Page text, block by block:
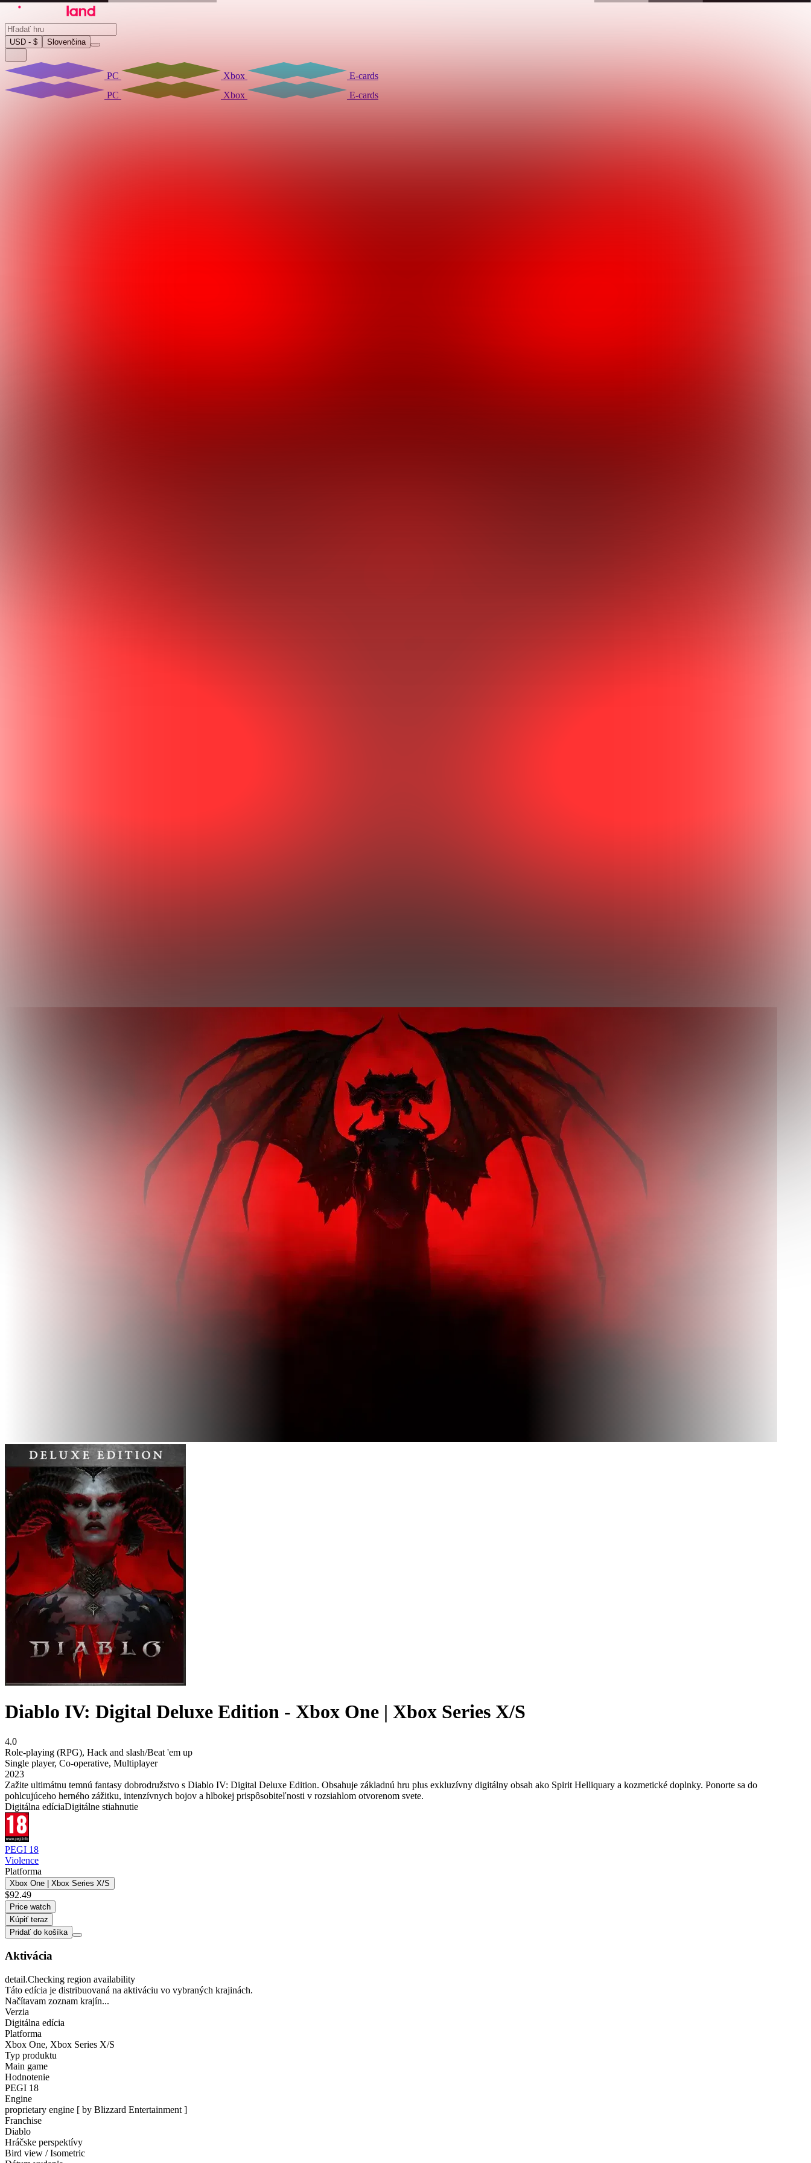
USD - $ Slovenčina
PC Xbox
E-cards
PC
Xbox E-cards
Diablo IV: Digital Deluxe Edition - Xbox One | Xbox Series X/S
4.0
Role-playing (RPG), Hack and slash/Beat 'em up
Single player, Co-operative, Multiplayer
2023
Zažite ultimátnu temnú fantasy dobrodružstvo s Diablo IV: Digital Deluxe Edition. Obsahuje základnú hru plus exkluzívny digitálny obsah ako Spirit Helliquary a kozmetické doplnky. Ponorte sa do
pohlcujúceho herného zážitku, intenzívnych bojov a hlbokej prispôsobiteľnosti v rozsiahlom otvorenom svete.
Digitálna edíciaDigitálne stiahnutie
PEGI 18
Violence
Platforma
Xbox One | Xbox Series X/S
$92.49
Price watch
Kúpiť teraz
Pridať do košíka
Aktivácia
detail.Checking region availability
Táto edícia je distribuovaná na aktiváciu vo vybraných krajinách.
Načítavam zoznam krajín...
Verzia
Digitálna edícia
Platforma
Xbox One, Xbox Series X/S
Typ produktu
Main game
Hodnotenie
PEGI 18
Engine
proprietary engine [ by Blizzard Entertainment ]
Franchise
Diablo
Hráčske perspektívy
Bird view / Isometric